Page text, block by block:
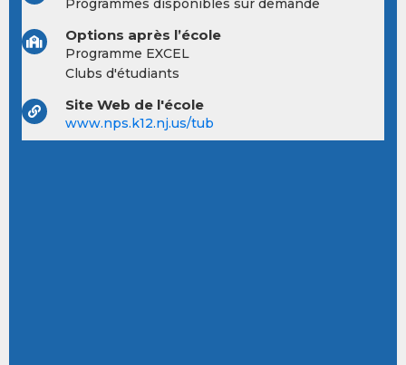
Programmes disponibles sur demande
Options après l’école
Programme EXCEL
Clubs d'étudiants
Site Web de l'école
www.nps.k12.nj.us/tub